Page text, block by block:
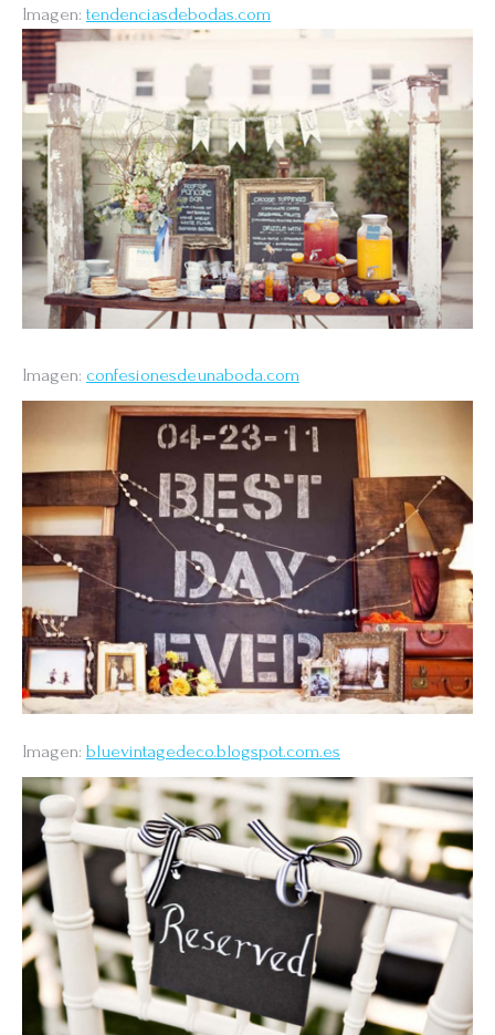
Imagen: tendenciasdebodas.com
Imagen: confesionesdeunaboda.com
Imagen: bluevintagedeco.blogspot.com.es